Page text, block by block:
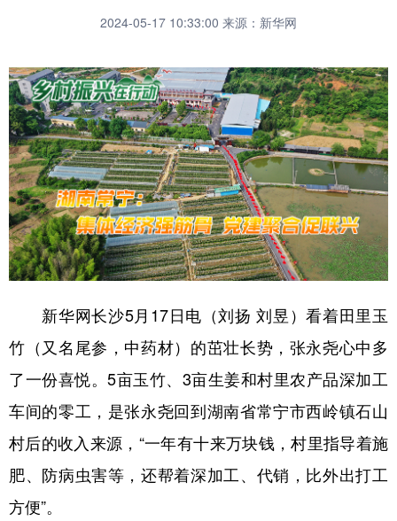
2024-05-17 10:33:00 来源：新华网
新华网长沙5月17日电（刘扬 刘昱）看着田里玉
竹（又名尾参，中药材）的茁壮长势，张永尧心中多
了一份喜悦。5亩玉竹、3亩生姜和村里农产品深加工
车间的零工，是张永尧回到湖南省常宁市西岭镇石山
村后的收入来源，“一年有十来万块钱，村里指导着施
肥、防病虫害等，还帮着深加工、代销，比外出打工
方便”。